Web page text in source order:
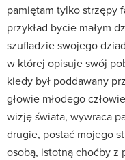
pamiętam tylko strzępy
przykład bycie małym
szufladzie swojego
w której opisuje swój
kiedy był poddawany
głowie młodego
wizję świata, wywraca
drugie, postać mojego
osobą, istotną choćby